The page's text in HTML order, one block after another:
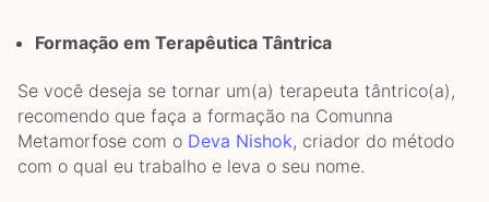
Formação em Terapêutica Tântrica
Se você deseja se tornar um(a) terapeuta tântrico(a),
recomendo que faça a formação na Comunna
Metamorfose com o Deva Nishok, criador do método
com o qual eu trabalho e leva o seu nome.